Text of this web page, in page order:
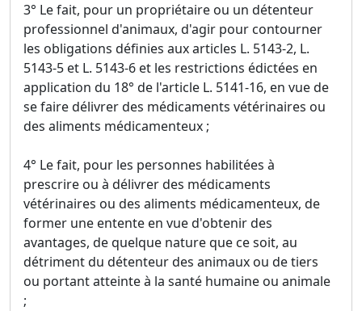
3° Le fait, pour un propriétaire ou un détenteur
professionnel d'animaux, d'agir pour contourner
les obligations définies aux articles L. 5143-2, L.
5143-5 et L. 5143-6 et les restrictions édictées en
application du 18° de l'article L. 5141-16, en vue de
se faire délivrer des médicaments vétérinaires ou
des aliments médicamenteux ;
4° Le fait, pour les personnes habilitées à
prescrire ou à délivrer des médicaments
vétérinaires ou des aliments médicamenteux, de
former une entente en vue d'obtenir des
avantages, de quelque nature que ce soit, au
détriment du détenteur des animaux ou de tiers
ou portant atteinte à la santé humaine ou animale
;